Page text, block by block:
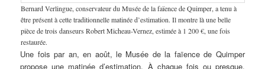
Bernard Verlingue, conservateur du Musée de la faïence de Quimper, a tenu à
être présent à cette traditionnelle matinée d’estimation. Il montre là une belle
pièce de trois danseurs Robert Micheau-Vernez, estimée à 1 200 €, une fois
restaurée.
Une fois par an, en août, le Musée de la faïence de Quimper
propose une matinée d’estimation. À chaque fois ou presque,